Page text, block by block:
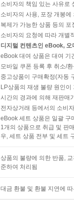
소비자의 책임 있는 사유로
소비자의 사용, 포장 개봉
복제가 가능한 상품 등의
소비자의 요청에 따라 개별
디지털 컨텐츠인 eBook,
eBook 대여 상품은 대여 기
모바일 쿠폰 등록 후 취소/
중고상품이 구매확정(자동
LP상품의 재생 불량 원인
시간의 경과에 의해 재판매
전자상거래 등에서의 소비
eBook 세트 상품은 일괄 구
1개의 상품으로 취급 및 판
우, 세트 상품 전부 및 세트
상품의 불량에 의한 반품,
준하여 처리됨
대금 환불 및 환불 지연에